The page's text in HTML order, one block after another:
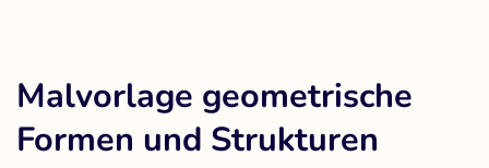
Malvorlage geometrische
Formen und Strukturen